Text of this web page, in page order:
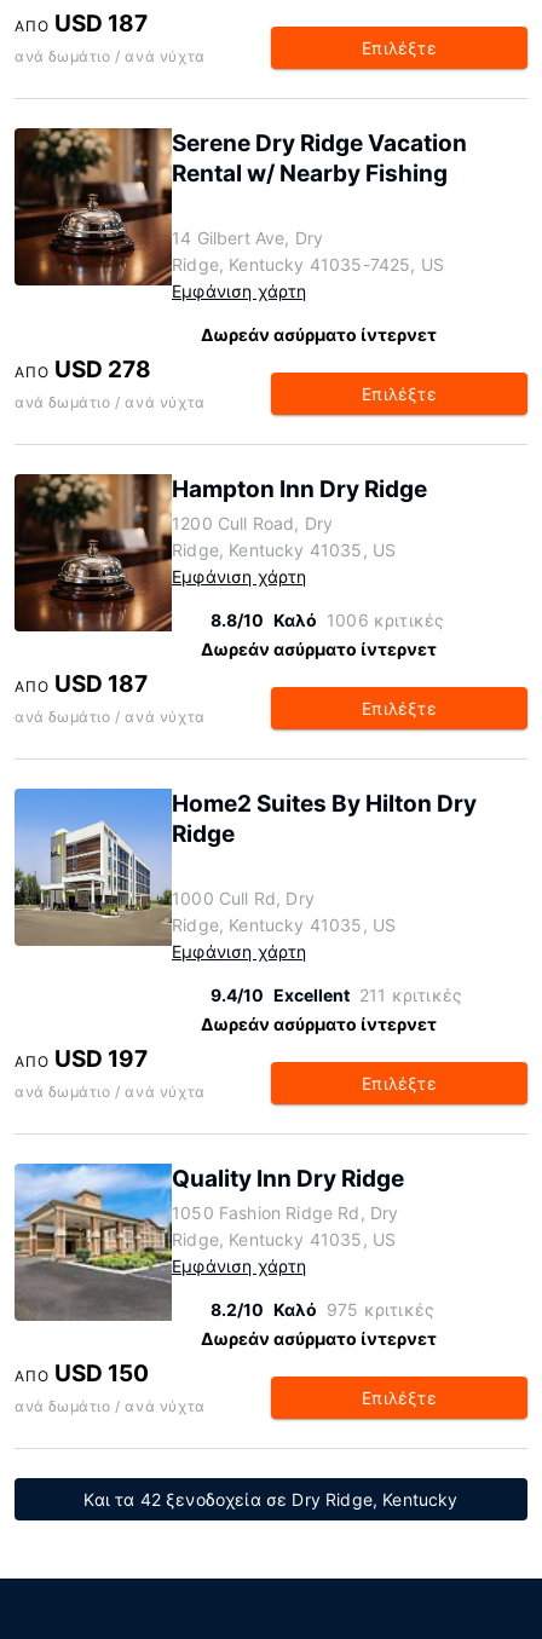
ΑΠΌ USD 187
ανά δωμάτιο / ανά νύχτα Επιλέξτε
Serene Dry Ridge Vacation
Rental w/ Nearby Fishing
14 Gilbert Ave, Dry
Ridge, Kentucky 41035-7425, US
Εμφάνιση χάρτη
Δωρεάν ασύρματο ίντερνετ
ΑΠΌ USD 278
ανά δωμάτιο / ανά νύχτα Επιλέξτε
Hampton Inn Dry Ridge
1200 Cull Road, Dry
Ridge, Kentucky 41035, US
Εμφάνιση χάρτη
8.8/10 Καλό 1006 κριτικές
Δωρεάν ασύρματο ίντερνετ
ΑΠΌ USD 187
ανά δωμάτιο / ανά νύχτα Επιλέξτε
Home2 Suites By Hilton Dry
Ridge
1000 Cull Rd, Dry
Ridge, Kentucky 41035, US
Εμφάνιση χάρτη
9.4/10 Excellent 211 κριτικές
Δωρεάν ασύρματο ίντερνετ
ΑΠΌ USD 197
ανά δωμάτιο / ανά νύχτα Επιλέξτε
Quality Inn Dry Ridge
1050 Fashion Ridge Rd, Dry
Ridge, Kentucky 41035, US
Εμφάνιση χάρτη
8.2/10 Καλό 975 κριτικές
Δωρεάν ασύρματο ίντερνετ
ΑΠΌ USD 150
ανά δωμάτιο / ανά νύχτα Επιλέξτε
Και τα 42 ξενοδοχεία σε Dry Ridge, Kentucky